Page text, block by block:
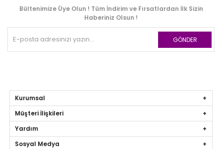
Bültenimize Üye Olun ! Tüm İndirim ve Fırsatlardan İlk Sizin
Haberiniz Olsun !
GÖNDER
Kurumsal
Müşteri İlişkileri
Yardım
Sosyal Medya